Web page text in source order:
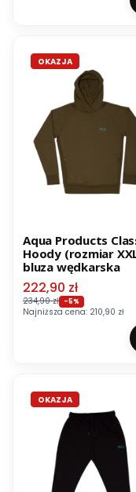
OKAZJA
Aqua Products
Hoody (rozmiar
bluza wędkarska
Cena promocyjna
222,90 zł
234,90 zł -5%
Najniższa cena: 210,90 zł
OKAZJA